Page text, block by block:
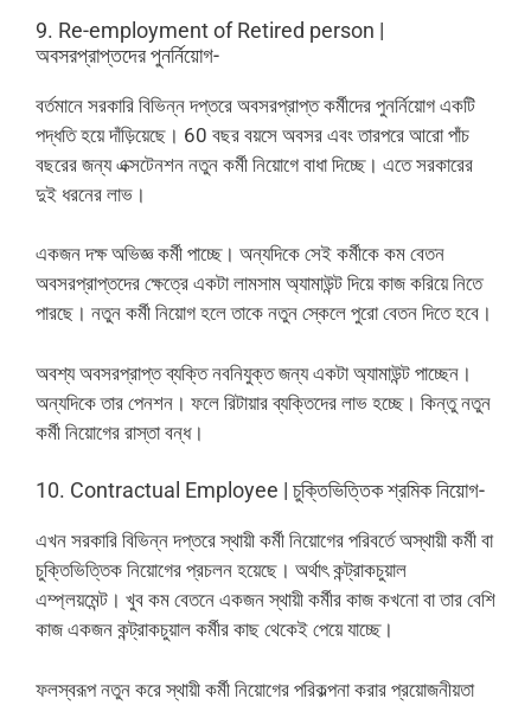
9. Re-employment of Retired person |
অবসরপ্রাপ্তদের পুনর্নিয়োগ-
বর্তমানে সরকারি বিভিন্ন দপ্তরে অবসরপ্রাপ্ত কর্মীদের পুনর্নিয়োগ একটি
পদ্ধতি হয়ে দাঁড়িয়েছে। 60 বছর বয়সে অবসর এবং তারপরে আরো পাঁচ
বছরের জন্য এক্সটেনশন নতুন কর্মী নিয়োগে বাধা দিচ্ছে। এতে সরকারের
দুই ধরনের লাভ।
একজন দক্ষ অভিজ্ঞ কর্মী পাচ্ছে। অন্যদিকে সেই কর্মীকে কম বেতন
অবসরপ্রাপ্তদের ক্ষেত্রে একটা লামসাম অ্যামাউন্ট দিয়ে কাজ করিয়ে নিতে
পারছে। নতুন কর্মী নিয়োগ হলে তাকে নতুন স্কেলে পুরো বেতন দিতে হবে।
অবশ্য অবসরপ্রাপ্ত ব্যক্তি নবনিযুক্ত জন্য একটা অ্যামাউন্ট পাচ্ছেন।
অন্যদিকে তার পেনশন। ফলে রিটায়ার ব্যক্তিদের লাভ হচ্ছে। কিন্তু নতুন
কর্মী নিয়োগের রাস্তা বন্ধ।
10. Contractual Employee | চুক্তিভিত্তিক শ্রমিক নিয়োগ-
এখন সরকারি বিভিন্ন দপ্তরে স্থায়ী কর্মী নিয়োগের পরিবর্তে অস্থায়ী কর্মী বা
চুক্তিভিত্তিক নিয়োগের প্রচলন হয়েছে। অর্থাৎ কন্ট্রাকচুয়াল
এম্প্লয়মেন্ট। খুব কম বেতনে একজন স্থায়ী কর্মীর কাজ কখনো বা তার বেশি
কাজ একজন কন্ট্রাকচুয়াল কর্মীর কাছ থেকেই পেয়ে যাচ্ছে।
ফলস্বরূপ নতুন করে স্থায়ী কর্মী নিয়োগের পরিকল্পনা করার প্রয়োজনীয়তা